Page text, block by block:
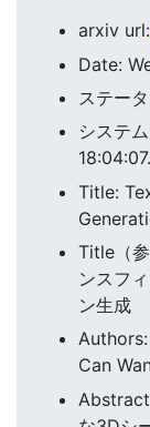
arxiv url:
Date:
ステー
システ
Title:
Title（
ンスフ
ン生成
Can
Abstract